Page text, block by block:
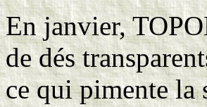
En janvier,
de dés
ce qui pimente la